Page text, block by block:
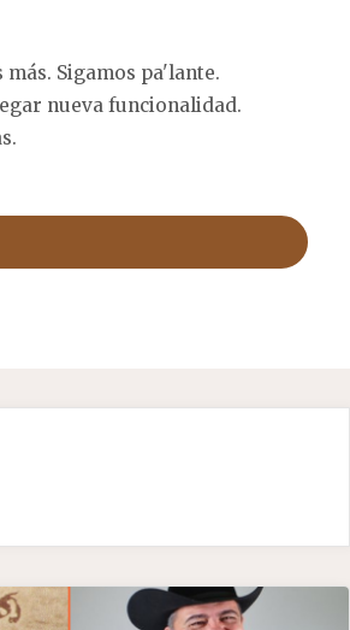
Sigamos pa'lante.
nueva funcionalidad.